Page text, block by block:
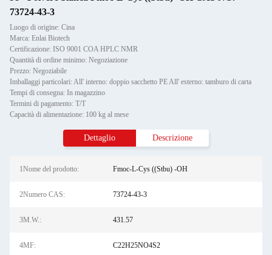
73724-43-3
Luogo di origine: Cina
Marca: Enlai Biotech
Certificazione: ISO 9001 COA HPLC NMR
Quantità di ordine minimo: Negoziazione
Prezzo: Negoziabile
Imballaggi particolari: All' interno: doppio sacchetto PE All' esterno: tamburo di carta
Tempi di consegna: In magazzino
Termini di pagamento: T/T
Capacità di alimentazione: 100 kg al mese
Dettaglio Descrizione
1Nome del prodotto: Fmoc-L-Cys ((Stbu) -OH
2Numero CAS: 73724-43-3
3M.W.: 431.57
4MF: C22H25NO4S2